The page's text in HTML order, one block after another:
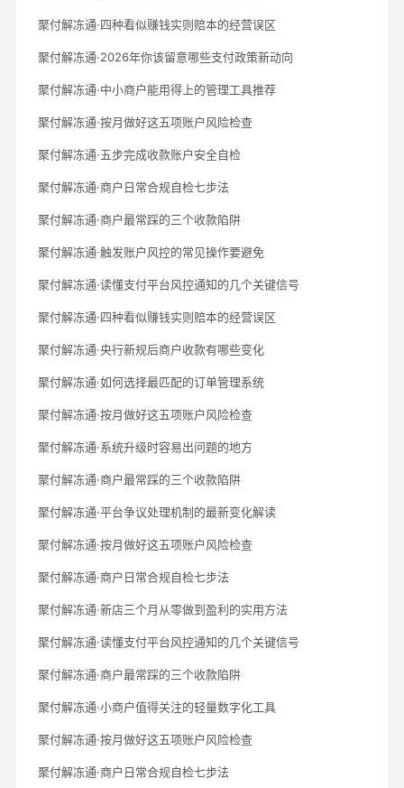
聚付解冻通·四种看似赚钱实则赔本的经营误区
聚付解冻通·2026年你该留意哪些支付政策新动向
聚付解冻通·中小商户能用得上的管理工具推荐
聚付解冻通·按月做好这五项账户风险检查
聚付解冻通·五步完成收款账户安全自检
聚付解冻通·商户日常合规自检七步法
聚付解冻通·商户最常踩的三个收款陷阱
聚付解冻通·触发账户风控的常见操作要避免
聚付解冻通·读懂支付平台风控通知的几个关键信号
聚付解冻通·四种看似赚钱实则赔本的经营误区
聚付解冻通·央行新规后商户收款有哪些变化
聚付解冻通·如何选择最匹配的订单管理系统
聚付解冻通·按月做好这五项账户风险检查
聚付解冻通·系统升级时容易出问题的地方
聚付解冻通·商户最常踩的三个收款陷阱
聚付解冻通·平台争议处理机制的最新变化解读
聚付解冻通·按月做好这五项账户风险检查
聚付解冻通·商户日常合规自检七步法
聚付解冻通·新店三个月从零做到盈利的实用方法
聚付解冻通·读懂支付平台风控通知的几个关键信号
聚付解冻通·商户最常踩的三个收款陷阱
聚付解冻通·小商户值得关注的轻量数字化工具
聚付解冻通·按月做好这五项账户风险检查
聚付解冻通·商户日常合规自检七步法